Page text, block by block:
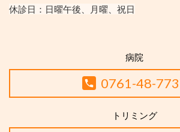
休診日： 日曜午後、月曜、祝日
病院
0761-48-
トリミング